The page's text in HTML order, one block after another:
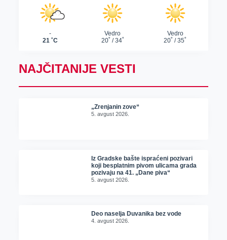
NAJČITANIJE VESTI
„Zrenjanin zove“
5. avgust 2026.
Iz Gradske bašte ispraćeni pozivari
koji besplatnim pivom ulicama grada
pozivaju na 41. „Dane piva“
5. avgust 2026.
Deo naselja Duvanika bez vode
4. avgust 2026.